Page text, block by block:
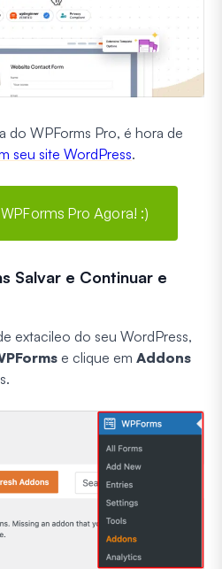
do WPForms Pro, é hora de
seu site WordPress.
Pro Agora! :)
Salvar e Continuar e
extacileo do seu WordPress,
e clique em Addons